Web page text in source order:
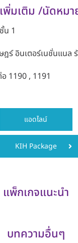
พิ่มเติม /นัดหมา
ชั้น 1
ฎร์ อินเตอร์เนชั่นแนล
1190 , 1191
แอดไลน์
KIH Package
แพ็กเกจแนะนำ
บทความอื่นๆ